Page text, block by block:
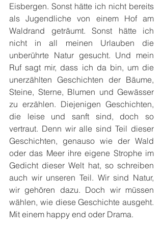
Eisbergen. Sonst hätte ich nicht bereits
als Jugendliche von einem Hof am
Waldrand geträumt. Sonst hätte ich
nicht in all meinen Urlauben die
unberührte Natur gesucht. Und mein
Ruf sagt mir, dass ich da bin, um die
unerzählten Geschichten der Bäume,
Steine, Sterne, Blumen und Gewässer
zu erzählen. Diejenigen Geschichten,
die leise und sanft sind, doch so
vertraut. Denn wir alle sind Teil dieser
Geschichten, genauso wie der Wald
oder das Meer ihre eigene Strophe im
Gedicht dieser Welt hat, so schreiben
auch wir unseren Teil. Wir sind Natur,
wir gehören dazu. Doch wir müssen
wählen, wie diese Geschichte ausgeht.
Mit einem happy end oder Drama.